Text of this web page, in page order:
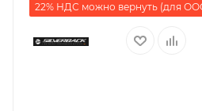
22% НДС можно вернуть (для